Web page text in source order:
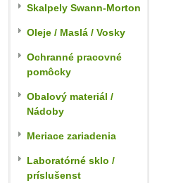
Skalpely Swann-Morton
Oleje / Maslá / Vosky
Ochranné pracovné
pomôcky
Obalový materiál /
Nádoby
Meriace zariadenia
Laboratórné sklo /
príslušenst